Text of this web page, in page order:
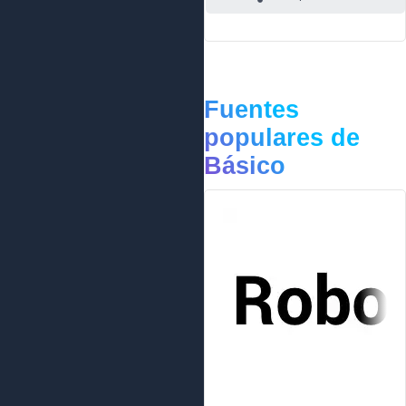
Fuentes
populares de
Básico